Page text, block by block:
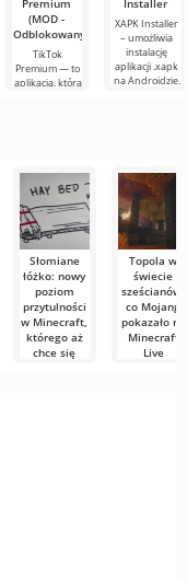
(MOD -
Odblokowany)
TikTok
Premium — to
aplikacja, która
XAPK Installer
– umożliwia
instalację
aplikacji .xapk
na Androidzie.
Słomiane
łóżko: nowy
poziom
przytulności
w Minecraft,
którego aż
chce się
Topola w
świecie
sześcianów:
co Mojang
pokazało na
Minecraft
Live